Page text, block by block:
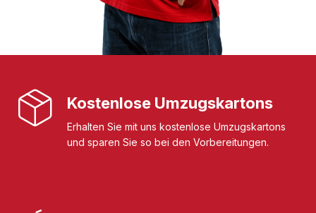
Kostenlose Umzugskartons
Erhalten Sie mit uns kostenlose Umzugskartons
und sparen Sie so bei den Vorbereitungen.